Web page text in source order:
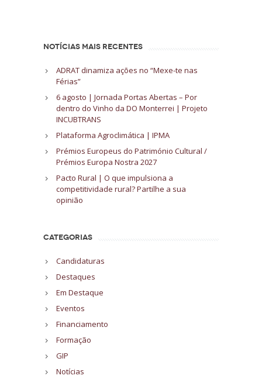
NOTÍCIAS MAIS RECENTES
ADRAT dinamiza ações no “Mexe-te nas
Férias”
6 agosto | Jornada Portas Abertas – Por
dentro do Vinho da DO Monterrei | Projeto
INCUBTRANS
Plataforma Agroclimática | IPMA
Prémios Europeus do Património Cultural /
Prémios Europa Nostra 2027
Pacto Rural | O que impulsiona a
competitividade rural? Partilhe a sua
opinião
CATEGORIAS
Candidaturas
Destaques
Em Destaque
Eventos
Financiamento
Formação
GIP
Notícias